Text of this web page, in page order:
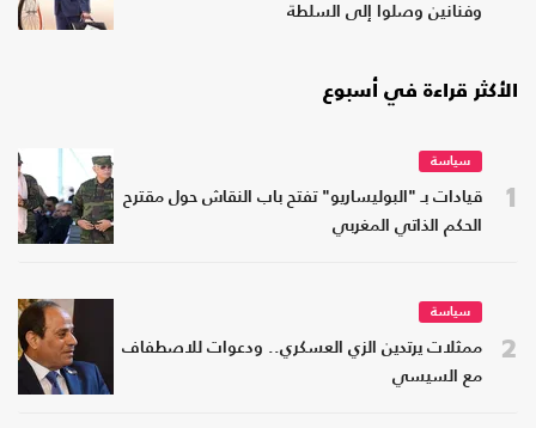
وفنانين وصلوا إلى السلطة
الأكثر قراءة في أسبوع
1
سياسة
قيادات بـ "البوليساريو" تفتح باب النقاش حول مقترح
الحكم الذاتي المغربي
2
سياسة
ممثلات يرتدين الزي العسكري.. ودعوات للاصطفاف
مع السيسي